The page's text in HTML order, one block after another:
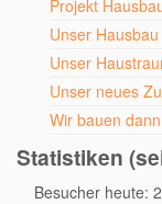
Projekt
Unser
Unser
Unser neues
Wir bauen
Statistiken
Besucher heute: